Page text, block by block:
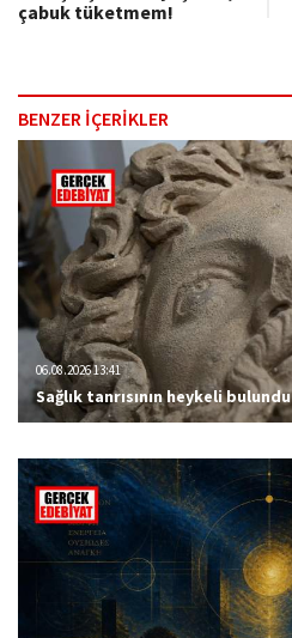
çabuk tüketmem!
BENZER İÇERİKLER
06.08.2026 13:41
Sağlık tanrısının heykeli bulundu